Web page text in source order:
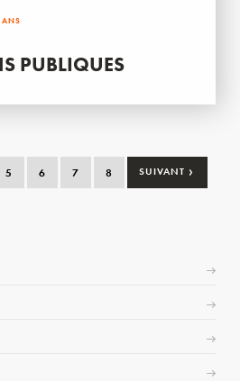
ANS
PUBLIQUES
5 6 7 8 SUIVANT ›